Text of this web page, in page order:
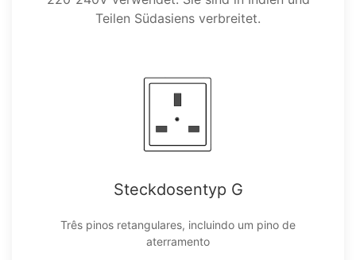
Teilen Südasiens verbreitet.
Steckdosentyp G
Três pinos retangulares, incluindo um pino de
aterramento